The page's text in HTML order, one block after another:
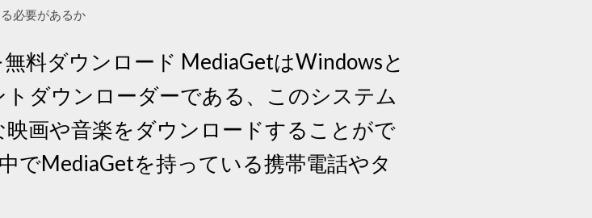
必要があるか
料ダウンロード MediaGetはWindowsと
ダウンローダーである、このシステム
画や音楽をダウンロードすることがで
でMediaGetを持っている携帯電話やタ